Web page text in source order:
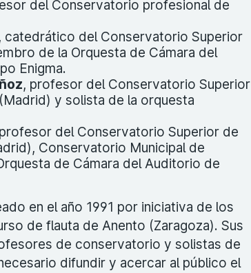
del Conservatorio profesional de
, catedrático del Conservatorio Superior
de la Orquesta de Cámara del
Enigma.
, profesor del Conservatorio Superior
y solista de la orquesta
del Conservatorio Superior de
Conservatorio Municipal de
de Cámara del Auditorio de
en el año 1991 por iniciativa de los
de flauta de Anento (Zaragoza). Sus
de conservatorio y solistas de
difundir y acercar al público el